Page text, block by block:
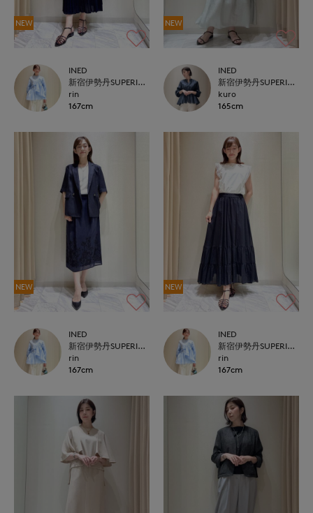
NEW
INED
新宿伊勢丹SUPERIOR CLOSET
rin
167cm
NEW
INED
新宿伊勢丹SUPERIOR CLOSET
kuro
165cm
NEW
INED
新宿伊勢丹SUPERIOR CLOSET
rin
167cm
NEW
INED
新宿伊勢丹SUPERIOR CLOSET
rin
167cm